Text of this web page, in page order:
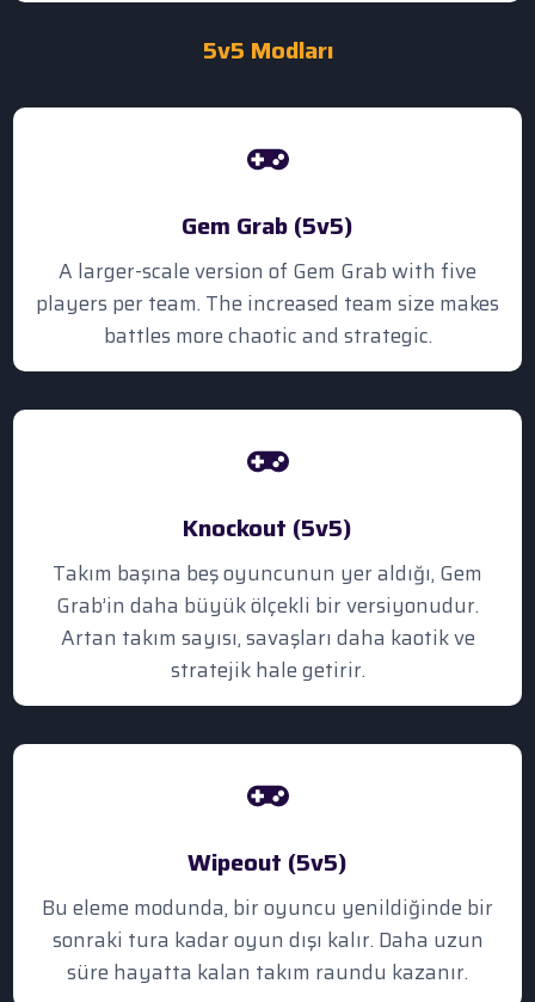
5v5 Modları
Gem Grab (5v5)
A larger-scale version of Gem Grab with five
players per team. The increased team size makes
battles more chaotic and strategic.
Knockout (5v5)
Takım başına beş oyuncunun yer aldığı, Gem
Grab’in daha büyük ölçekli bir versiyonudur.
Artan takım sayısı, savaşları daha kaotik ve
stratejik hale getirir.
Wipeout (5v5)
Bu eleme modunda, bir oyuncu yenildiğinde bir
sonraki tura kadar oyun dışı kalır. Daha uzun
süre hayatta kalan takım raundu kazanır.